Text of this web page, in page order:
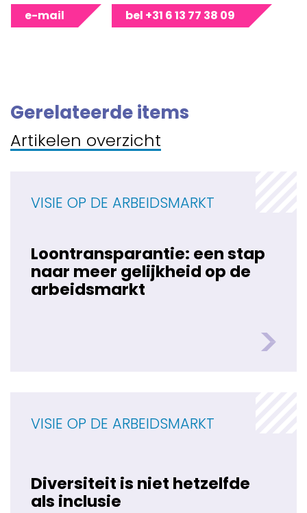
e-mail bel +31 6 13 77 38 09
Gerelateerde items
Artikelen overzicht
VISIE OP DE ARBEIDSMARKT
Loontransparantie: een stap
naar meer gelijkheid op de
arbeidsmarkt
VISIE OP DE ARBEIDSMARKT
Diversiteit is niet hetzelfde
als inclusie